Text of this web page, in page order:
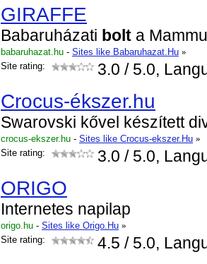
GIRAFFE
Babaruházati bolt a
babaruhazat.hu - Sites like Babaruhazat.Hu »
Site rating:
3.0 / 5.0,
Crocus-ékszer.hu
Swarovski kővel készített
crocus-ekszer.hu - Sites like Crocus-ekszer.Hu »
Site rating:
3.0 / 5.0,
ORIGO
Internetes napilap
origo.hu - Sites like Origo.Hu »
Site rating:
4.5 / 5.0,